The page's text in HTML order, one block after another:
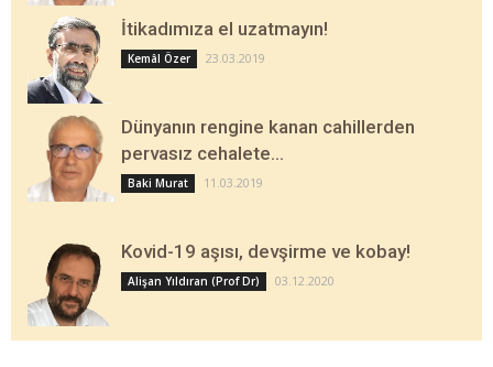
İtikadımıza el uzatmayın!
Kemâl Özer 23.03.2019
Dünyanın rengine kanan cahillerden
pervasız cehalete…
Baki Murat 11.03.2019
Kovid-19 aşısı, devşirme ve kobay!
Alişan Yıldıran (Prof Dr) 03.12.2020